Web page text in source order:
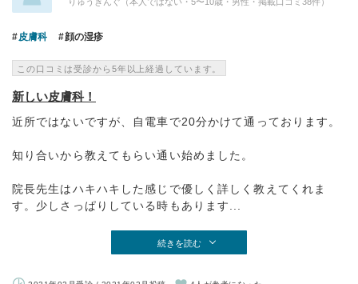
皮膚科 顔の湿疹
この口コミは受診から5年以上経過しています。
新しい皮膚科！
近所ではないですが、自電車で20分かけて通っております。
知り合いから教えてもらい通い始めました。
院長先生はハキハキした感じで優しく詳しく教えてくれま
す。少しさっぱりしている時もあります...
続きを読む